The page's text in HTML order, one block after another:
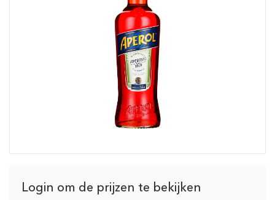
Login om de prijzen te bekijken